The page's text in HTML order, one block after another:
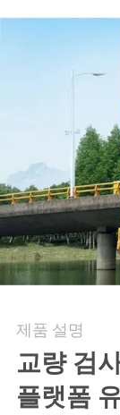
락
주
세
요
뉴
스
제품 설명
교량 검
플랫폼